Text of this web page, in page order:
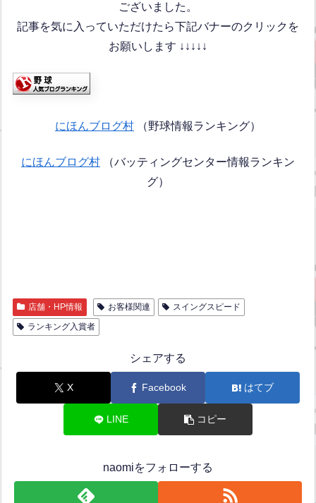
ございました。
記事を気に入っていただけたら下記バナーのクリックを
お願いします ↓↓↓↓↓
にほんブログ村 （野球情報ランキング）
にほんブログ村 （バッティングセンター情報ランキン
グ）
店舗・HP情報 お客様関連
スイングスピード
ランキング入賞者
シェアする
X Facebook はてブ
LINE コピー
naomiをフォローする